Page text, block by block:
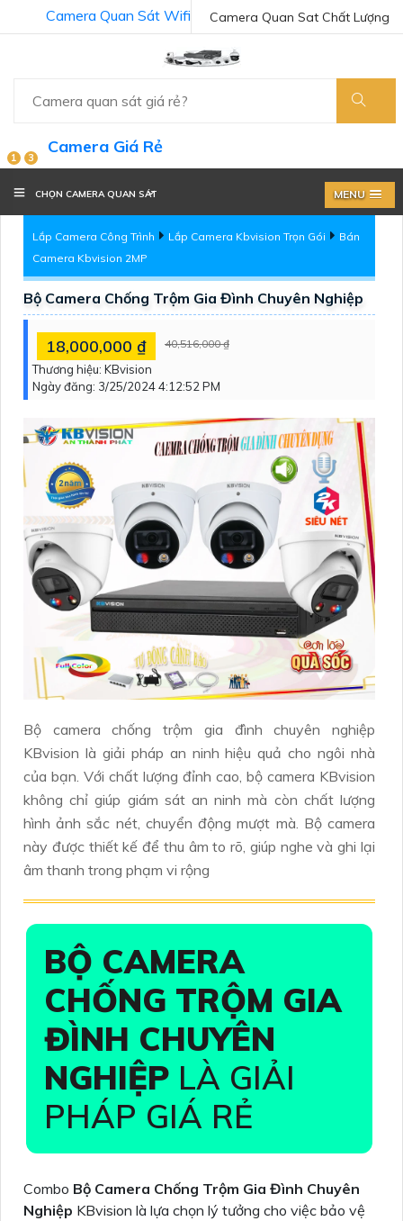
Camera Quan Sat Chất Lượng
Camera Quan Sát Wifi
1 3
Camera Giá Rẻ
CHỌN CAMERA QUAN SÁT MENU
Lắp Camera Công Trình Lắp Camera Kbvision Trọn Gói
Bán
Camera Kbvision 2MP
Bộ Camera Chống Trộm Gia Đình Chuyên Nghiệp
18,000,000 ₫ 40,516,000 ₫
Thương hiệu: KBvision
Ngày đăng: 3/25/2024 4:12:52 PM
Bộ camera chống trộm gia đình chuyên nghiệp
KBvision là giải pháp an ninh hiệu quả cho ngôi nhà
của bạn. Với chất lượng đỉnh cao, bộ camera KBvision
không chỉ giúp giám sát an ninh mà còn chất lượng
hình ảnh sắc nét, chuyển động mượt mà. Bộ camera
này được thiết kế để thu âm to rõ, giúp nghe và ghi lại
âm thanh trong phạm vi rộng
BỘ CAMERA
CHỐNG TRỘM GIA
ĐÌNH CHUYÊN
NGHIỆP LÀ GIẢI
PHÁP GIÁ RẺ
Combo Bộ Camera Chống Trộm Gia Đình Chuyên
Nghiệp KBvision là lựa chọn lý tưởng cho việc bảo vệ